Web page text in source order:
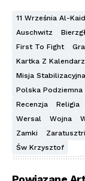
11 Września Al-
Auschwitz
First To Fight
Kartka Z
Misja Stabilizacyjna
Polska Podziemna
Recenzja
Religia
Wersal
Wojna
Zamki
Św Krzysztof